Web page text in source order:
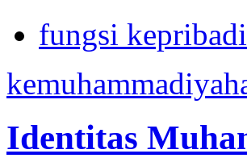
fungsi
Identitas